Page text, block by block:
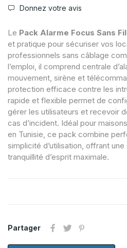
Donnez votre avis
Le Pack Alarme Focus Sans Fil
et pratique pour sécuriser vos
professionnels sans câblage
l’emploi, il comprend centrale
mouvement, sirène et
protection efficace contre les
rapide et flexible permet de
gérer les utilisateurs et recevoir
cas d’incident. Idéal pour
en Tunisie, ce pack combine
simplicité d’utilisation, offrant
tranquillité d’esprit maximale.
Partager